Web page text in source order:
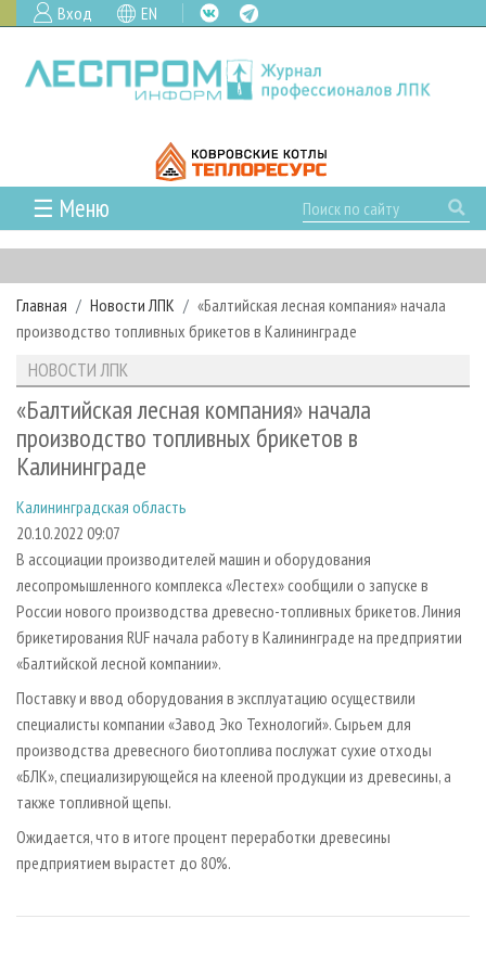
Вход EN
☰ Меню
ГЛАВНАЯ
РУБРИКИ И ТЕМЫ
РУБРИКИ ЖУРНАЛА
ЛЕСОЗАГОТОВКА
ЛЕСОПИЛЕНИЕ
ДЕРЕВООБРАБОТКА
СУШКА ДРЕВЕСИНЫ
ПРОИЗВОДСТВО ДРЕВЕСНЫХ ПЛИТ
ДЕРЕВЯННОЕ ДОМОСТРОЕНИЕ
ПРОИЗВОДСТВО МЕБЕЛИ
БИОЭНЕРГЕТИКА
ИНСТРУМЕНТ И МАТЕРИАЛЫ
НОВОСТИ
НОВОСТИ ЛПК
НОВОСТИ ЖУРНАЛА
НОВОСТИ КОМПАНИЙ
ПРОЕКТЫ ЛПИ
АНАЛИТИКА
ПРЕДПРИЯТИЯ ЛПК
ЛЕСНЫЕ РЕГИОНЫ РОССИИ
ПЕРСОНЫ
МОБИЛЬНЫЕ ВЫСТАВКИ
ОФИЦИАЛЬНЫЕ ДЕЛЕГАЦИИ
ПРИОРИТЕТНЫЕ ИНВЕСТПРОЕКТЫ
RUSSIAN FORESTRY REVIEW
БИБЛИОТЕКА СПЕЦИАЛИСТА
АРХИВ
АРХИВ ЖУРНАЛОВ
СТАТЬИ
О ЖУРНАЛЕ
ПОДПИСКА
КОНТАКТЫ
РЕКЛАМОДАТЕЛЯМ
РЕКЛАМА
РЕКЛАМА НА САЙТЕ
Главная Новости ЛПК
«Балтийская лесная компания» начала
производство топливных брикетов в Калининграде
НОВОСТИ ЛПК
«Балтийская лесная компания» начала
производство топливных брикетов в
Калининграде
Калининградская область
20.10.2022 09:07
В ассоциации производителей машин и оборудования
лесопромышленного комплекса «Лестех» сообщили о запуске в
России нового производства древесно-топливных брикетов. Линия
брикетирования RUF начала работу в Калининграде на предприятии
«Балтийской лесной компании».
Поставку и ввод оборудования в эксплуатацию осуществили
специалисты компании «Завод Эко Технологий». Сырьем для
производства древесного биотоплива послужат сухие отходы
«БЛК», специализирующейся на клееной продукции из древесины, а
также топливной щепы.
Ожидается, что в итоге процент переработки древесины
предприятием вырастет до 80%.